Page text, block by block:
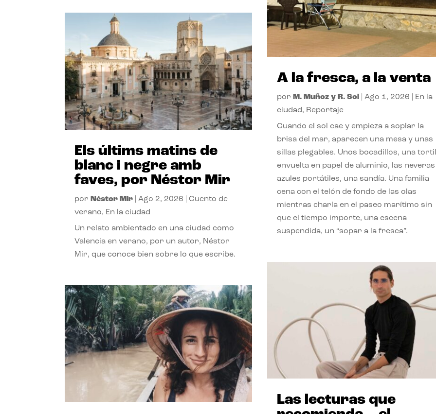
Els últims matins de
blanc i negre amb
faves, por Néstor Mir
por Néstor Mir |Ago 2, 2026 |Cuento de
verano, En la ciudad
Un relato ambientado en una ciudad como
Valencia en verano, por un autor, Néstor
Mir, que conoce bien sobre lo que escribe.
A la fresca, a la venta
por M. Muñoz y R. Sol Ago 1, 2026
En la
ciudad, Reportaje
Cuando el sol cae y empieza a soplar la
brisa del mar, aparecen una mesa y unas
sillas plegables. Unos bocadillos, una
envuelta en papel de aluminio, las neveras
azules portátiles, una sandía. Una familia
cena con el telón de fondo de las olas
mientras charla en el paseo marítimo sin
que el tiempo importe, una escena
suspendida, un “sopar a la fresca”.
Las lecturas que